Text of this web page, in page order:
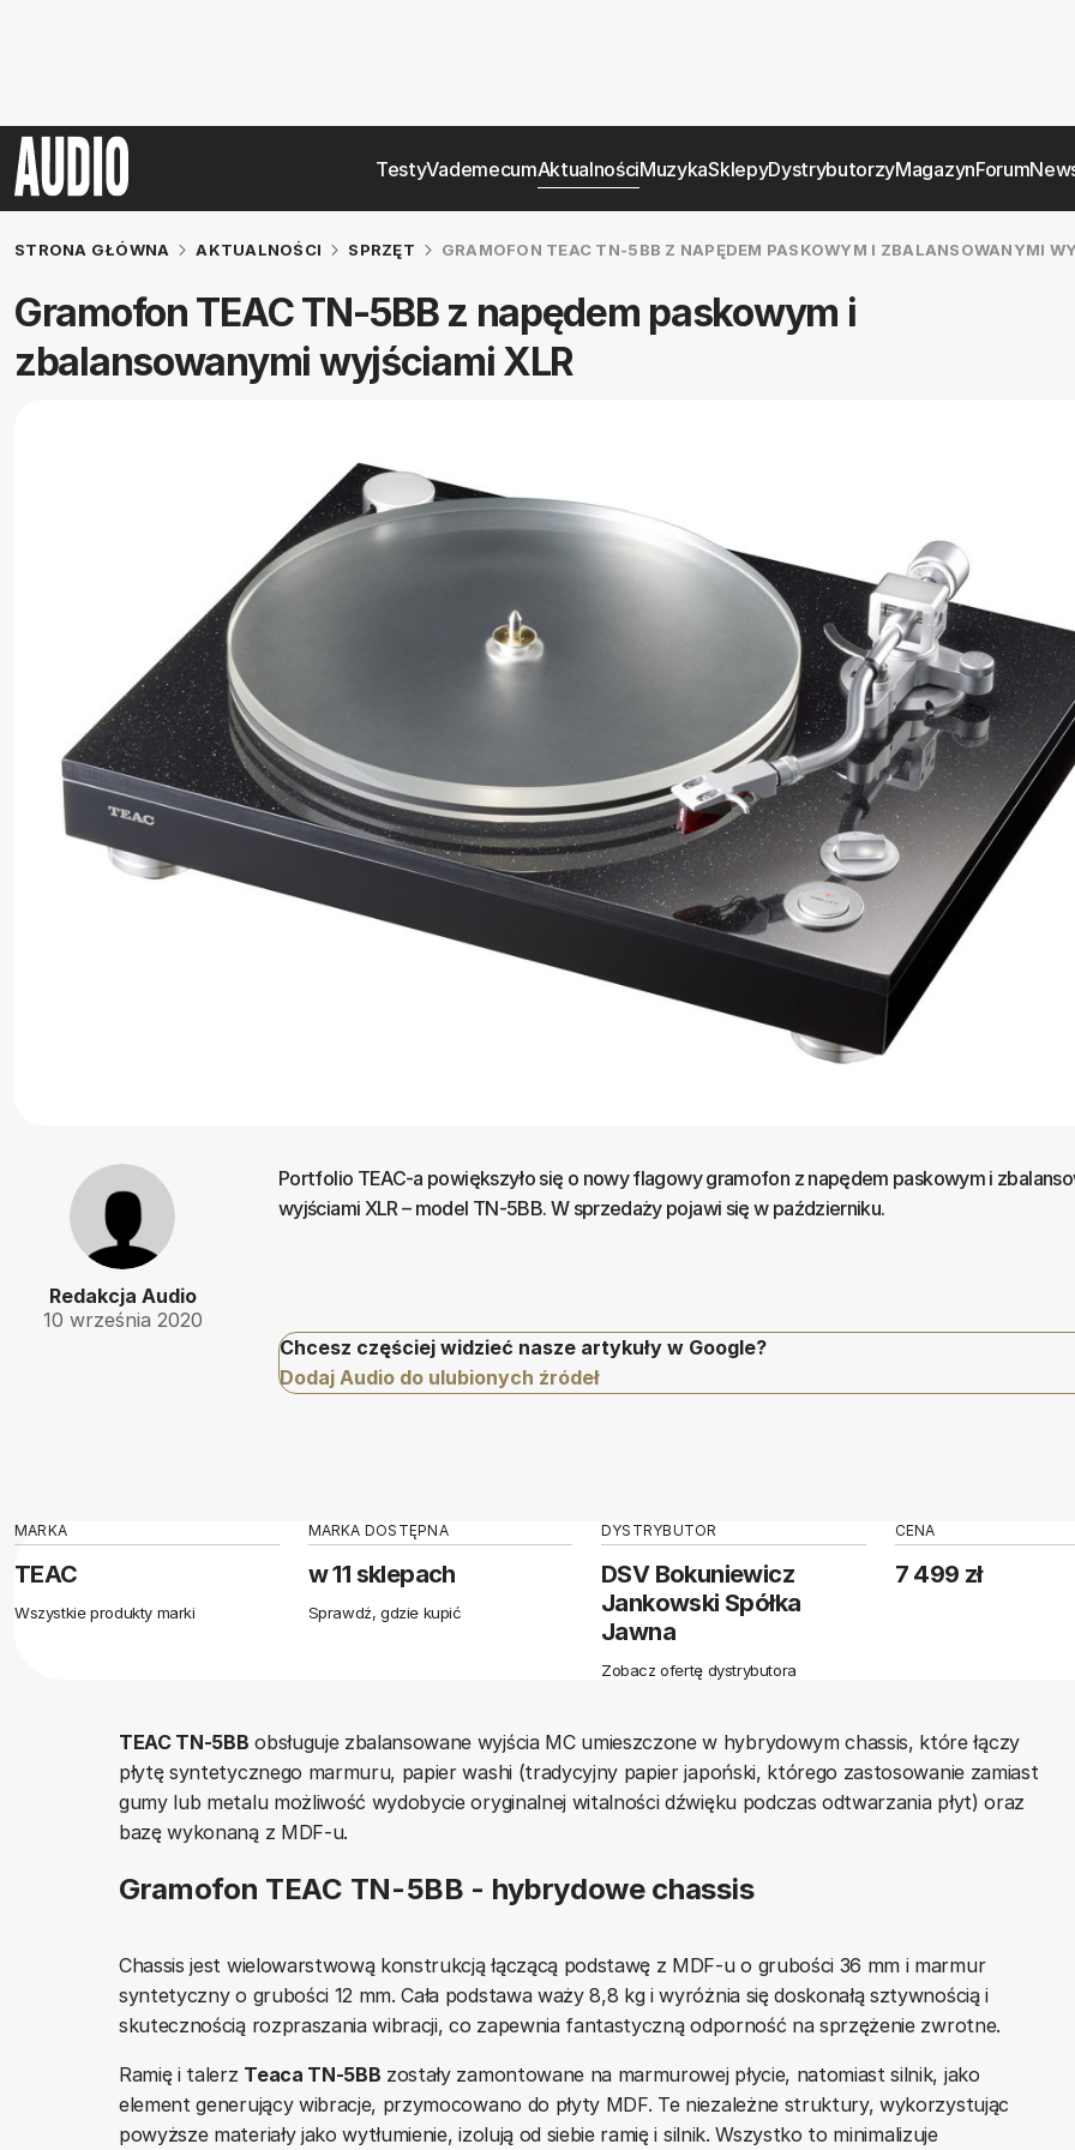
TestyVademecumAktualnościMuzykaSklepyDystrybutorzyMagazynForum
STRONA GŁÓWNA AKTUALNOŚCI SPRZĘT GRAMOFON TEAC TN-5BB Z NAPĘDEM PASKOWYM I ZBALANSOWANYMI
Gramofon TEAC TN-5BB z napędem paskowym i
zbalansowanymi wyjściami XLR
Redakcja Audio
10 września 2020
Portfolio TEAC-a powiększyło się o nowy flagowy gramofon z napędem paskowym i
wyjściami XLR – model TN-5BB. W sprzedaży pojawi się w październiku.
Chcesz częściej widzieć nasze artykuły w Google?
Dodaj Audio do ulubionych źródeł
MARKA
TEAC
Wszystkie produkty marki
MARKA DOSTĘPNA
w 11 sklepach
Sprawdź, gdzie kupić
DYSTRYBUTOR
DSV Bokuniewicz
Jankowski Spółka
Jawna
Zobacz ofertę dystrybutora
CENA
7 499 zł
TEAC TN-5BB obsługuje zbalansowane wyjścia MC umieszczone w hybrydowym chassis, które łączy
płytę syntetycznego marmuru, papier washi (tradycyjny papier japoński, którego zastosowanie zamiast
gumy lub metalu możliwość wydobycie oryginalnej witalności dźwięku podczas odtwarzania płyt) oraz
bazę wykonaną z MDF-u.
Gramofon TEAC TN-5BB - hybrydowe chassis
Chassis jest wielowarstwową konstrukcją łączącą podstawę z MDF-u o grubości 36 mm i marmur
syntetyczny o grubości 12 mm. Cała podstawa waży 8,8 kg i wyróżnia się doskonałą sztywnością i
skutecznością rozpraszania wibracji, co zapewnia fantastyczną odporność na sprzężenie zwrotne.
Ramię i talerz Teaca TN-5BB zostały zamontowane na marmurowej płycie, natomiast silnik, jako
element generujący wibracje, przymocowano do płyty MDF. Te niezależne struktury, wykorzystując
powyższe materiały jako wytłumienie, izolują od siebie ramię i silnik. Wszystko to minimalizuje